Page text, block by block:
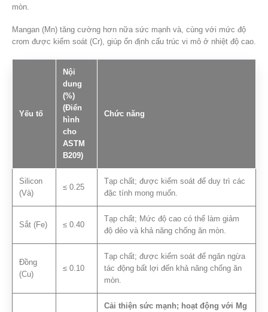
mòn.
Mangan (Mn) tăng cường hơn nữa sức mạnh và, cùng với mức độ
crom được kiểm soát (Cr), giúp ổn định cấu trúc vi mô ở nhiệt độ cao.
Yếu tố
Nội
dung
(%)
(Điển
hình
cho
ASTM
B209)
Chức năng
Silicon
(Và)
≤ 0.25
Tạp chất; được kiểm soát để duy trì các
đặc tính mong muốn.
Sắt (Fe) ≤ 0.40
Tạp chất; Mức độ cao có thể làm giảm
độ dẻo và khả năng chống ăn mòn.
Đồng
(Cu)
≤ 0.10
Tạp chất; được kiểm soát để ngăn ngừa
tác động bất lợi đến khả năng chống ăn
mòn.
Cải thiện sức mạnh; hoạt động với Mg